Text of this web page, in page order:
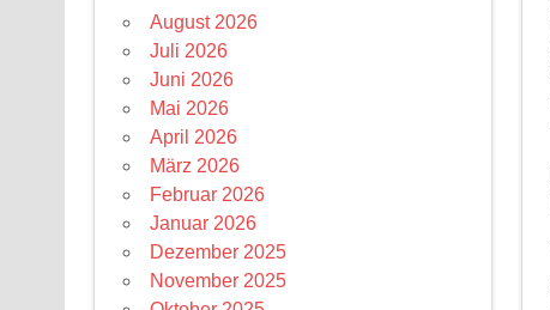
August 2026
Juli 2026
Juni 2026
Mai 2026
April 2026
März 2026
Februar 2026
Januar 2026
Dezember 2025
November 2025